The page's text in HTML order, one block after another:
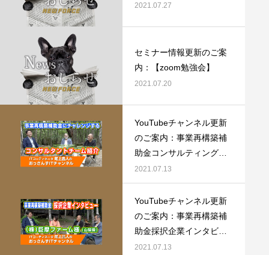
2021.07.27
セミナー情報更新のご案
内：【zoom勉強会】
2021.07.20
YouTubeチャンネル更新
のご案内：事業再構築補
助金コンサルティングチ
ーム紹介動画
2021.07.13
YouTubeチャンネル更新
のご案内：事業再構築補
助金採択企業インタビュ
ー（株式会社巨摩ファー
2021.07.13